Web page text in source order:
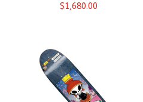
$1,680.00